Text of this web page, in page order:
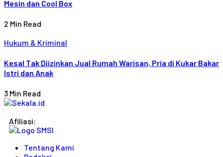
Mesin dan Cool Box
2 Min Read
Hukum & Kriminal
Kesal Tak Diizinkan Jual Rumah Warisan, Pria di Kukar Bakar
Istri dan Anak
3 Min Read
Afiliasi:
Tentang Kami